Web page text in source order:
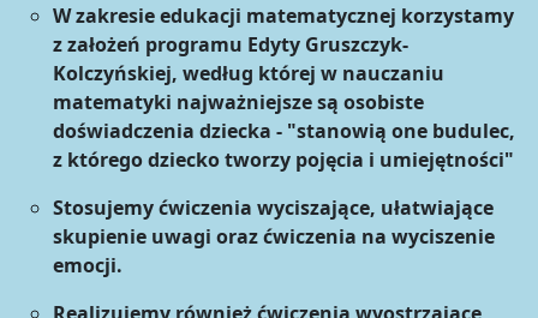
W zakresie edukacji matematycznej korzystamy
z założeń programu Edyty Gruszczyk-
Kolczyńskiej, według której w nauczaniu
matematyki najważniejsze są osobiste
doświadczenia dziecka - "stanowią one budulec,
z którego dziecko tworzy pojęcia i umiejętności"
Stosujemy ćwiczenia wyciszające, ułatwiające
skupienie uwagi oraz ćwiczenia na wyciszenie
emocji.